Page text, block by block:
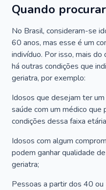
Quando
No Brasil, consideram-se
60 anos, mas esse é um
indivíduo. Por isso, mais do
há outras condições que
geriatra, por exemplo:
Idosos que desejam ter
saúde com um médico que
condições dessa faixa
Idosos com algum
podem ganhar qualidade
geriatra;
Pessoas a partir dos 40